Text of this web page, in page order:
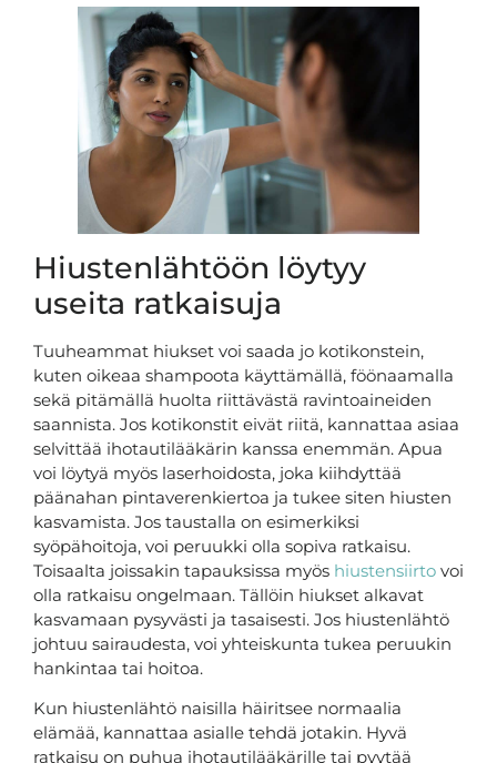
Hiustenlähtöön löytyy
useita ratkaisuja
Tuuheammat hiukset voi saada jo kotikonstein,
kuten oikeaa shampoota käyttämällä, föönaamalla
sekä pitämällä huolta riittävästä ravintoaineiden
saannista. Jos kotikonstit eivät riitä, kannattaa asiaa
selvittää ihotautilääkärin kanssa enemmän. Apua
voi löytyä myös laserhoidosta, joka kiihdyttää
päänahan pintaverenkiertoa ja tukee siten hiusten
kasvamista. Jos taustalla on esimerkiksi
syöpähoitoja, voi peruukki olla sopiva ratkaisu.
Toisaalta joissakin tapauksissa myös hiustensiirto voi
olla ratkaisu ongelmaan. Tällöin hiukset alkavat
kasvamaan pysyvästi ja tasaisesti. Jos hiustenlähtö
johtuu sairaudesta, voi yhteiskunta tukea peruukin
hankintaa tai hoitoa.
Kun hiustenlähtö naisilla häiritsee normaalia
elämää, kannattaa asialle tehdä jotakin. Hyvä
ratkaisu on puhua ihotautilääkärille tai pyytää